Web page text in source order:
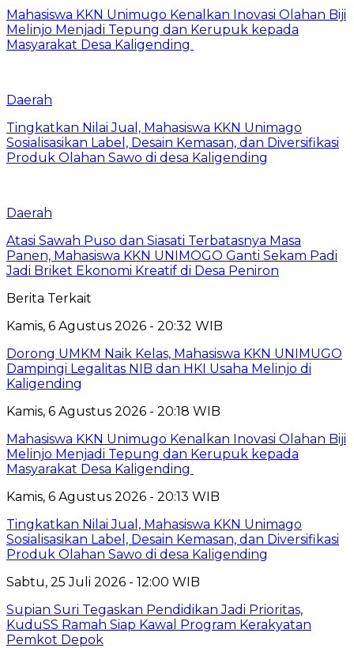
Mahasiswa KKN Unimugo Kenalkan Inovasi Olahan Biji
Melinjo Menjadi Tepung dan Kerupuk kepada
Masyarakat Desa Kaligending
Daerah
Tingkatkan Nilai Jual, Mahasiswa KKN Unimago
Sosialisasikan Label, Desain Kemasan, dan Diversifikasi
Produk Olahan Sawo di desa Kaligending
Daerah
Atasi Sawah Puso dan Siasati Terbatasnya Masa
Panen, Mahasiswa KKN UNIMOGO Ganti Sekam Padi
Jadi Briket Ekonomi Kreatif di Desa Peniron
Berita Terkait
Kamis, 6 Agustus 2026 - 20:32 WIB
Dorong UMKM Naik Kelas, Mahasiswa KKN UNIMUGO
Dampingi Legalitas NIB dan HKI Usaha Melinjo di
Kaligending
Kamis, 6 Agustus 2026 - 20:18 WIB
Mahasiswa KKN Unimugo Kenalkan Inovasi Olahan Biji
Melinjo Menjadi Tepung dan Kerupuk kepada
Masyarakat Desa Kaligending
Kamis, 6 Agustus 2026 - 20:13 WIB
Tingkatkan Nilai Jual, Mahasiswa KKN Unimago
Sosialisasikan Label, Desain Kemasan, dan Diversifikasi
Produk Olahan Sawo di desa Kaligending
Sabtu, 25 Juli 2026 - 12:00 WIB
Supian Suri Tegaskan Pendidikan Jadi Prioritas,
KuduSS Ramah Siap Kawal Program Kerakyatan
Pemkot Depok